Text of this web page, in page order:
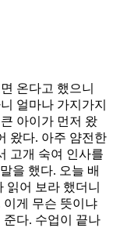
온다고 했으니
얼마나 가지가지
아이가 먼저 왔
왔다. 아주 얌전한
고개 숙여 인사를
을 했다. 오늘 배
읽어 보라 했더니
이게 무슨 뜻이냐
다. 수업이 끝나